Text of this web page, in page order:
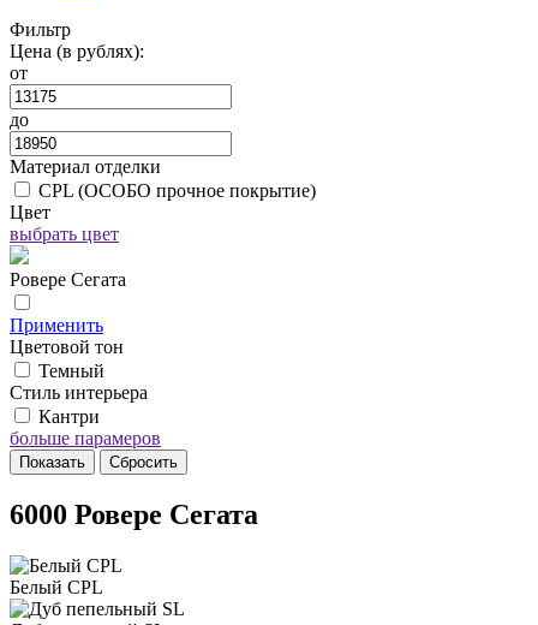
Фильтр
Цена (в рублях):
от
до
Материал отделки
CPL (ОСОБО прочное покрытие)
Цвет
выбрать цвет
Ровере Сегата
Применить
Цветовой тон
Темный
Стиль интерьера
Кантри
больше парамеров
6000 Ровере Сегата
Белый CPL